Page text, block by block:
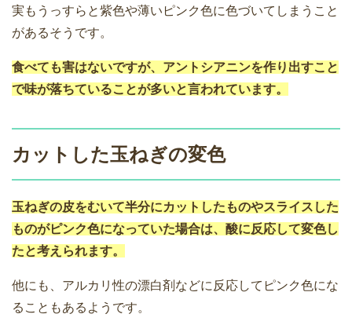
実もうっすらと紫色や薄いピンク色に色づいてしまうこと
があるそうです。
食べても害はないですが、アントシアニンを作り出すこと
で味が落ちていることが多いと言われています。
カットした玉ねぎの変色
玉ねぎの皮をむいて半分にカットしたものやスライスした
ものがピンク色になっていた場合は、酸に反応して変色し
たと考えられます。
他にも、アルカリ性の漂白剤などに反応してピンク色にな
ることもあるようです。